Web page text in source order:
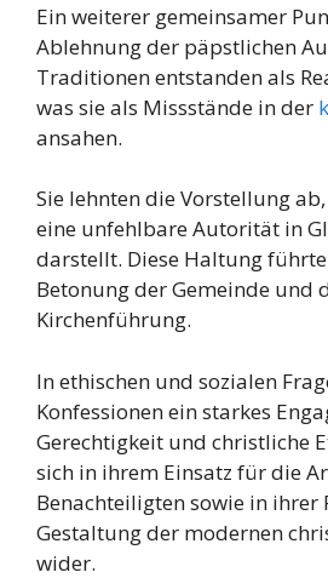
Ein weiterer gemeinsamer
Ablehnung der päpstlichen
Traditionen entstanden als
was sie als Missstände in der
ansahen.
Sie lehnten die Vorstellung
eine unfehlbare Autorität in
darstellt. Diese Haltung
Betonung der Gemeinde und
Kirchenführung.
In ethischen und sozialen
Konfessionen ein starkes
Gerechtigkeit und christliche
sich in ihrem Einsatz für die
Benachteiligten sowie in ihrer
Gestaltung der modernen
wider.